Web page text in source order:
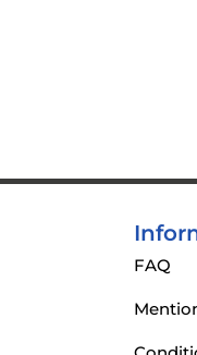
FAQ